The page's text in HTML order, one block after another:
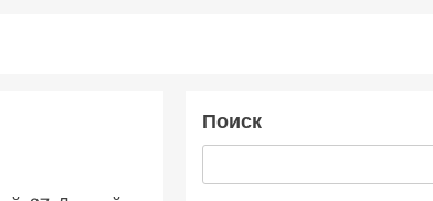
Поиск